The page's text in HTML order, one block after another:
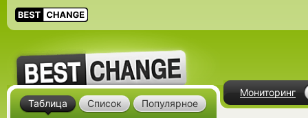
Мониторинг
Таблица Список Популярное